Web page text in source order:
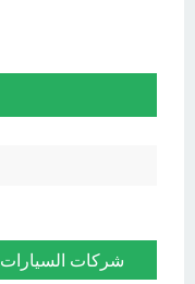
شركات السيارات